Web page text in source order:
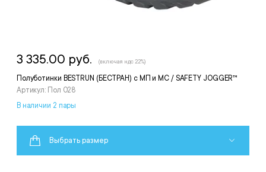
Полуботинки BESTRUN (БЕСТРАН) с МП и МС / SAFETY JOGGER™
Артикул: Пол 028
3 335.00 руб. (включая ндс 22%)
В наличии 2 пары
Выбрать размер